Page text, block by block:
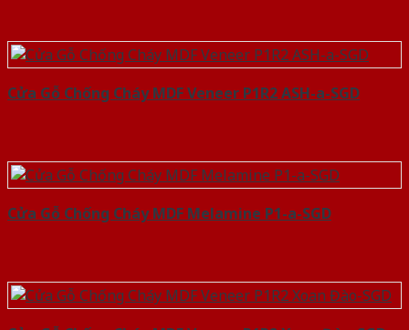
Cửa Gỗ Chống Cháy MDF Veneer P1R2 ASH-a-SGD
Cửa Gỗ Chống Cháy MDF Melamine P1-a-SGD